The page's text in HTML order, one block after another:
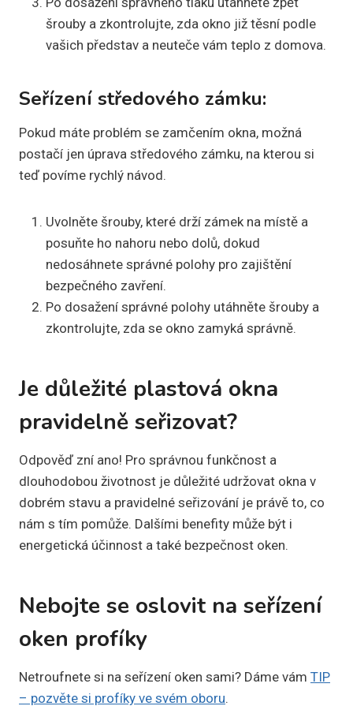
šrouby a zkontrolujte, zda okno již těsní podle
vašich představ a neuteče vám teplo z domova.
Seřízení středového zámku:
Pokud máte problém se zamčením okna, možná
postačí jen úprava středového zámku, na kterou si
teď povíme rychlý návod.
Uvolněte šrouby, které drží zámek na místě a
posuňte ho nahoru nebo dolů, dokud
nedosáhnete správné polohy pro zajištění
bezpečného zavření.
Po dosažení správné polohy utáhněte šrouby a
zkontrolujte, zda se okno zamyká správně.
Je důležité plastová okna
pravidelně seřizovat?
Odpověď zní ano! Pro správnou funkčnost a
dlouhodobou životnost je důležité udržovat okna v
dobrém stavu a pravidelné seřizování je právě to, co
nám s tím pomůže. Dalšími benefity může být i
energetická účinnost a také bezpečnost oken.
Nebojte se oslovit na seřízení
oken profíky
Netroufnete si na seřízení oken sami? Dáme vám TIP
– pozvěte si profíky ve svém oboru.